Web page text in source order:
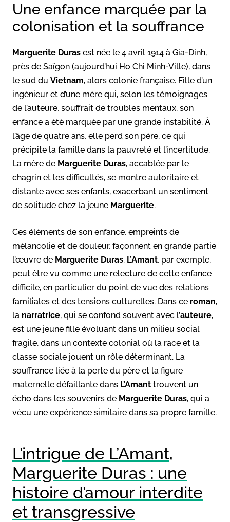
Une enfance marquée par la
colonisation et la souffrance
Marguerite Duras est née le 4 avril 1914 à Gia-Dinh,
près de Saïgon (aujourd’hui Ho Chi Minh-Ville), dans
le sud du Vietnam, alors colonie française. Fille d’un
ingénieur et d’une mère qui, selon les témoignages
de l’auteure, souffrait de troubles mentaux, son
enfance a été marquée par une grande instabilité. À
l’âge de quatre ans, elle perd son père, ce qui
précipite la famille dans la pauvreté et l’incertitude.
La mère de Marguerite Duras, accablée par le
chagrin et les difficultés, se montre autoritaire et
distante avec ses enfants, exacerbant un sentiment
de solitude chez la jeune Marguerite.
Ces éléments de son enfance, empreints de
mélancolie et de douleur, façonnent en grande partie
l’œuvre de Marguerite Duras. L’Amant, par exemple,
peut être vu comme une relecture de cette enfance
difficile, en particulier du point de vue des relations
familiales et des tensions culturelles. Dans ce roman,
la narratrice, qui se confond souvent avec l’auteure,
est une jeune fille évoluant dans un milieu social
fragile, dans un contexte colonial où la race et la
classe sociale jouent un rôle déterminant. La
souffrance liée à la perte du père et la figure
maternelle défaillante dans L’Amant trouvent un
écho dans les souvenirs de Marguerite Duras, qui a
vécu une expérience similaire dans sa propre famille.
L’intrigue de L’Amant,
Marguerite Duras : une
histoire d’amour interdite
et transgressive